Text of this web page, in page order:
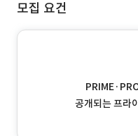
모집 요건
공개되는 프라